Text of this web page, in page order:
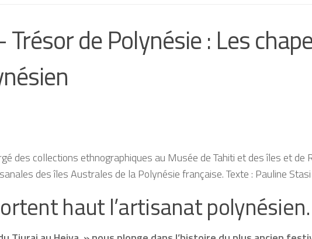
Trésor de Polynésie : Les
des collections ethnographiques au Musée de Tahiti et des îles et de
des îles Australes de la Polynésie française. Texte : Pauline
haut l’artisanat polynésien.